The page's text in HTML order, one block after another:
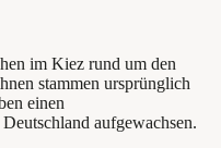
im Kiez rund um den
stammen ursprünglich
einen
aufgewachsen.